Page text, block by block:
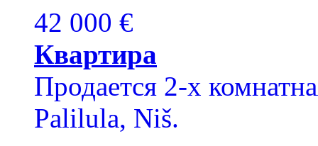
42 000 €
Квартира
Продается 2-х
Palilula, Niš.